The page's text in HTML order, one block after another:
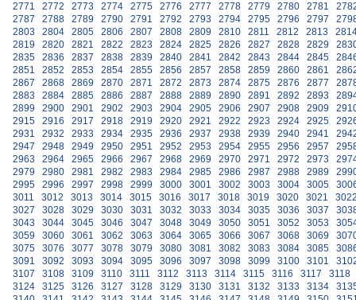
2771
2772 2773 2774 2775 2776 2777 2778 2779 2780 2781
2787
2788 2789 2790 2791 2792 2793 2794 2795 2796 2797
2803
2804 2805 2806 2807 2808 2809 2810 2811 2812 2813
2819
2820 2821 2822 2823 2824 2825 2826 2827 2828 2829
2835
2836 2837 2838 2839 2840 2841 2842 2843 2844 2845
2851
2852 2853 2854 2855 2856 2857 2858 2859 2860 2861
2867
2868 2869 2870 2871 2872 2873 2874 2875 2876 2877
2883
2884 2885 2886 2887 2888 2889 2890 2891 2892 2893
2899
2900 2901 2902 2903 2904 2905 2906 2907 2908 2909
2915
2916 2917 2918 2919 2920 2921 2922 2923 2924 2925
2931
2932 2933 2934 2935 2936 2937 2938 2939 2940 2941
2947
2948 2949 2950 2951 2952 2953 2954 2955 2956 2957
2963
2964 2965 2966 2967 2968 2969 2970 2971 2972 2973
2979
2980 2981 2982 2983 2984 2985 2986 2987 2988 2989
2995
2996 2997 2998 2999 3000 3001 3002 3003 3004 3005
3011
3012 3013 3014 3015 3016 3017 3018 3019 3020 3021
3027
3028 3029 3030 3031 3032 3033 3034 3035 3036 3037
3043
3044 3045 3046 3047 3048 3049 3050 3051 3052 3053
3059
3060 3061 3062 3063 3064 3065 3066 3067 3068 3069
3075
3076 3077 3078 3079 3080 3081 3082 3083 3084 3085
3091
3092 3093 3094 3095 3096 3097 3098 3099 3100 3101
3107
3108 3109 3110 3111 3112 3113 3114 3115 3116 3117
3118
3124
3125 3126 3127 3128 3129 3130 3131 3132 3133 3134